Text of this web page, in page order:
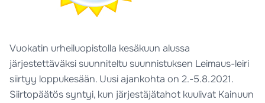
Vuokatin urheiluopistolla kesäkuun alussa
järjestettäväksi suunniteltu suunnistuksen Leimaus-leiri
siirtyy loppukesään. Uusi ajankohta on 2.-5.8.2021.
Siirtopäätös syntyi, kun järjestäjätahot kuulivat Kainuun